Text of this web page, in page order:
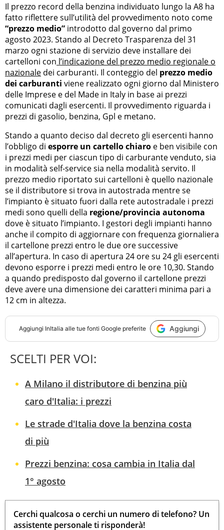
Il prezzo record della benzina individuato lungo la A8 ha
fatto riflettere sull’utilità del provvedimento noto come
“prezzo medio” introdotto dal governo dal primo
agosto 2023. Stando al Decreto Trasparenza del 31
marzo ogni stazione di servizio deve installare dei
cartelloni con l’indicazione del prezzo medio regionale o
nazionale dei carburanti. Il conteggio del prezzo medio
dei carburanti viene realizzato ogni giorno dal Ministero
delle Imprese e del Made in Italy in base ai prezzi
comunicati dagli esercenti. Il provvedimento riguarda i
prezzi di gasolio, benzina, Gpl e metano.
Stando a quanto deciso dal decreto gli esercenti hanno
l’obbligo di esporre un cartello chiaro e ben visibile con
i prezzi medi per ciascun tipo di carburante venduto, sia
in modalità self-service sia nella modalità servito. Il
prezzo medio riportato sui cartelloni è quello nazionale
se il distributore si trova in autostrada mentre se
l’impianto è situato fuori dalla rete autostradale i prezzi
medi sono quelli della regione/provincia autonoma
dove è situato l’impianto. I gestori degli impianti hanno
anche il compito di aggiornare con frequenza giornaliera
il cartellone prezzi entro le due ore successive
all’apertura. In caso di apertura 24 ore su 24 gli esercenti
devono esporre i prezzi medi entro le ore 10,30. Stando
a quando predisposto dal governo il cartellone prezzi
deve avere una dimensione dei caratteri minima pari a
12 cm in altezza.
Aggiungi InItalia alle tue fonti Google preferite Aggiungi
SCELTI PER VOI:
A Milano il distributore di benzina più
caro d'Italia: i prezzi
Le strade d'Italia dove la benzina costa
di più
Prezzi benzina: cosa cambia in Italia dal
1° agosto
Cerchi qualcosa o cerchi un numero di telefono? Un
assistente personale ti risponderà!